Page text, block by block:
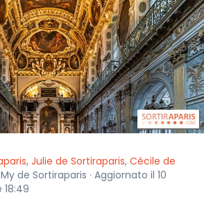
, Julie de Sortiraparis, Cécile de
de Sortiraparis · Aggiornato il 10